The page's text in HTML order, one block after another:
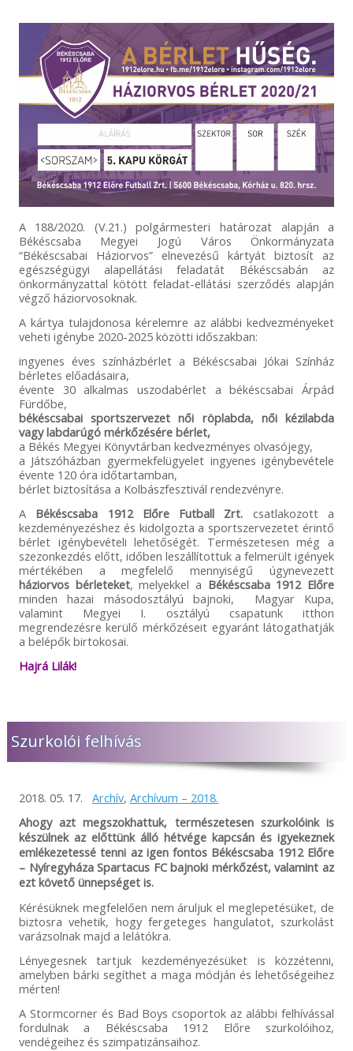
A 188/2020. (V.21.) polgármesteri határozat alapján a
Békéscsaba Megyei Jogú Város Önkormányzata
“Békéscsabai Háziorvos” elnevezésű kártyát biztosít az
egészségügyi alapellátási feladatát Békéscsabán az
önkormányzattal kötött feladat-ellátási szerződés alapján
végző háziorvosoknak.
A kártya tulajdonosa kérelemre az alábbi kedvezményeket
veheti igénybe 2020-2025 közötti időszakban:
ingyenes éves színházbérlet a Békéscsabai Jókai Színház
bérletes előadásaira,
évente 30 alkalmas uszodabérlet a békéscsabai Árpád
Fürdőbe,
békéscsabai sportszervezet női röplabda, női kézilabda
vagy labdarúgó mérkőzésére bérlet,
a Békés Megyei Könyvtárban kedvezményes olvasójegy,
a Játszóházban gyermekfelügyelet ingyenes igénybevétele
évente 120 óra időtartamban,
bérlet biztosítása a Kolbászfesztivál rendezvényre.
A Békéscsaba 1912 Előre Futball Zrt. csatlakozott a
kezdeményezéshez és kidolgozta a sportszervezetet érintő
bérlet igénybevételi lehetőségét. Természetesen még a
szezonkezdés előtt, időben leszállítottuk a felmerült igények
mértékében a megfelelő mennyiségű úgynevezett
háziorvos bérleteket, melyekkel a Békéscsaba 1912 Előre
minden hazai másodosztályú bajnoki, Magyar Kupa,
valamint Megyei I. osztályú csapatunk itthon
megrendezésre kerülő mérkőzéseit egyaránt látogathatják
a belépők birtokosai.
Hajrá Lilák!
Szurkolói felhívás
2018. 05. 17. Archív, Archívum – 2018.
Ahogy azt megszokhattuk, természetesen szurkolóink is
készülnek az előttünk álló hétvége kapcsán és igyekeznek
emlékezetessé tenni az igen fontos Békéscsaba 1912 Előre
– Nyíregyháza Spartacus FC bajnoki mérkőzést, valamint az
ezt követő ünnepséget is.
Kérésüknek megfelelően nem áruljuk el meglepetésüket, de
biztosra vehetik, hogy fergeteges hangulatot, szurkolást
varázsolnak majd a lelátókra.
Lényegesnek tartjuk kezdeményezésüket is közzétenni,
amelyben bárki segíthet a maga módján és lehetőségeihez
mérten!
A Stormcorner és Bad Boys csoportok az alábbi felhívással
fordulnak a Békéscsaba 1912 Előre szurkolóihoz,
vendégeihez és szimpatizánsaihoz.